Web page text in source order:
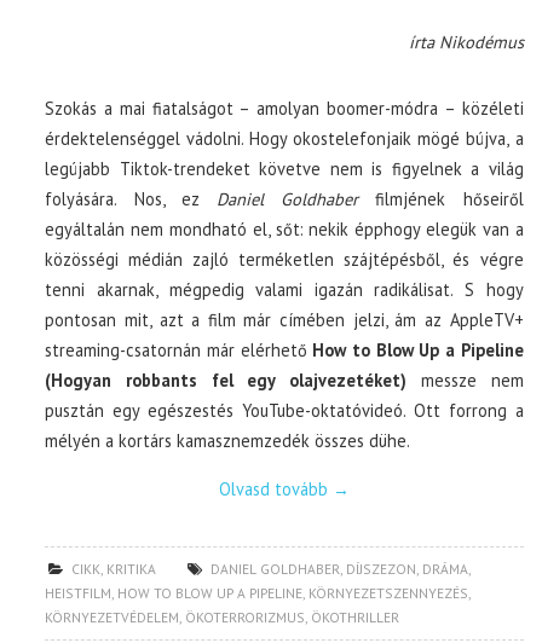
írta Nikodémus
Szokás a mai fiatalságot – amolyan boomer-módra – közéleti
érdektelenséggel vádolni. Hogy okostelefonjaik mögé bújva, a
legújabb Tiktok-trendeket követve nem is figyelnek a világ
folyására. Nos, ez Daniel Goldhaberfilmjének hőseiről
egyáltalán nem mondható el, sőt: nekik épphogy elegük van a
közösségi médián zajló terméketlen szájtépésből, és végre
tenni akarnak, mégpedig valami igazán radikálisat. S hogy
pontosan mit, azt a film már címében jelzi, ám az AppleTV+
streaming-csatornán már elérhető How to Blow Up a Pipeline
(Hogyan robbants fel egy olajvezetéket) messze nem
pusztán egy egészestés YouTube-oktatóvideó. Ott forrong a
mélyén a kortárs kamasznemzedék összes dühe.
Olvasd tovább →
CIKK, KRITIKA DANIEL GOLDHABER, DÍJSZEZON, DRÁMA,
HEISTFILM, HOW TO BLOW UP A PIPELINE, KÖRNYEZETSZENNYEZÉS,
KÖRNYEZETVÉDELEM, ÖKOTERRORIZMUS, ÖKOTHRILLER